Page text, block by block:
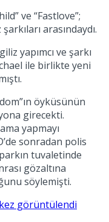
ve “Fastlove”;
arasındaydı.
yapımcı ve şarkı
ile birlikte yeni
öyküsünün
girecekti.
yapmayı
sonradan polis
tuvaletinde
gözaltına
söylemişti.
görüntülendi